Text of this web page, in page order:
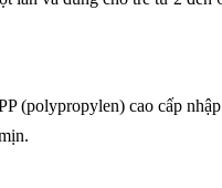
cao cấp